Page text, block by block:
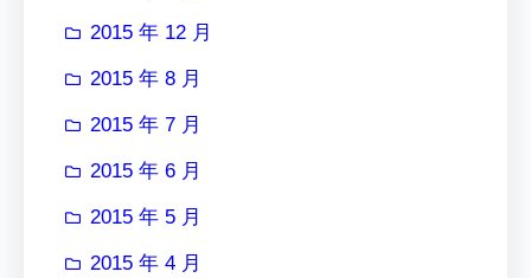
2015 年 12 月
2015 年 8 月
2015 年 7 月
2015 年 6 月
2015 年 5 月
2015 年 4 月